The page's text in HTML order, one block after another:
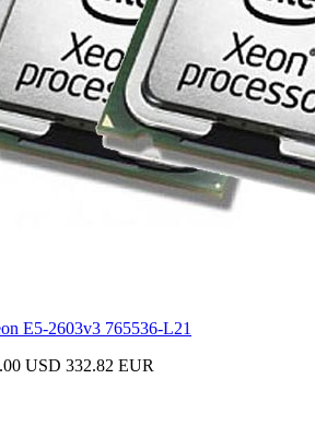
E5-2603v3 765536-L21
USD 332.82 EUR